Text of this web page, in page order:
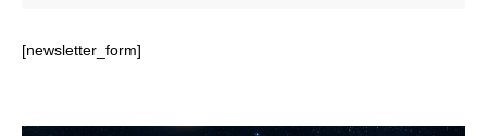
[newsletter_form]